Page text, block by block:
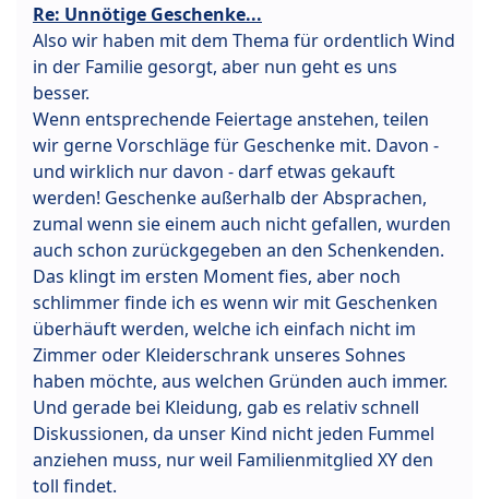
Re: Unnötige Geschenke...
Also wir haben mit dem Thema für ordentlich Wind
in der Familie gesorgt, aber nun geht es uns
besser.
Wenn entsprechende Feiertage anstehen, teilen
wir gerne Vorschläge für Geschenke mit. Davon -
und wirklich nur davon - darf etwas gekauft
werden! Geschenke außerhalb der Absprachen,
zumal wenn sie einem auch nicht gefallen, wurden
auch schon zurückgegeben an den Schenkenden.
Das klingt im ersten Moment fies, aber noch
schlimmer finde ich es wenn wir mit Geschenken
überhäuft werden, welche ich einfach nicht im
Zimmer oder Kleiderschrank unseres Sohnes
haben möchte, aus welchen Gründen auch immer.
Und gerade bei Kleidung, gab es relativ schnell
Diskussionen, da unser Kind nicht jeden Fummel
anziehen muss, nur weil Familienmitglied XY den
toll findet.